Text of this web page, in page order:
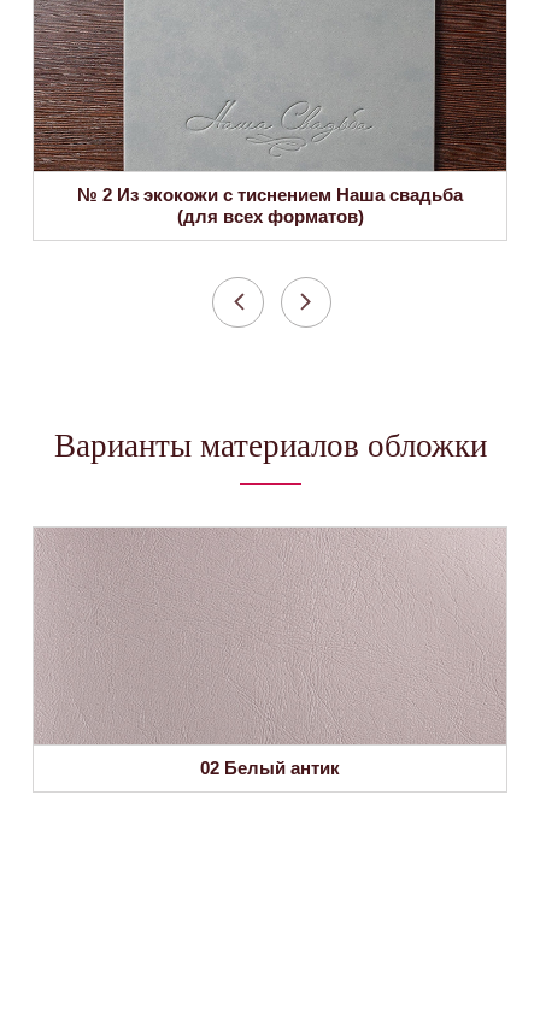
№ 2 Из экокожи с тиснением Наша свадьба
(для всех форматов)
Варианты материалов обложки
02 Белый антик